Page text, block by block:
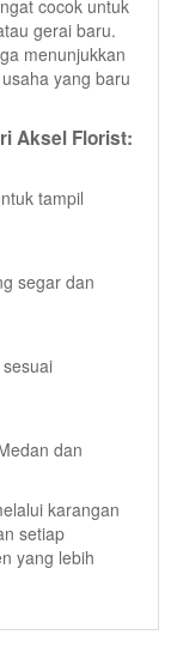
cocok untuk
gerai baru.
menunjukkan
yang baru
Aksel Florist:
tampil
segar dan
dan
karangan
setiap
yang lebih